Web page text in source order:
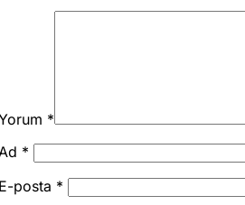
*
*
posta *